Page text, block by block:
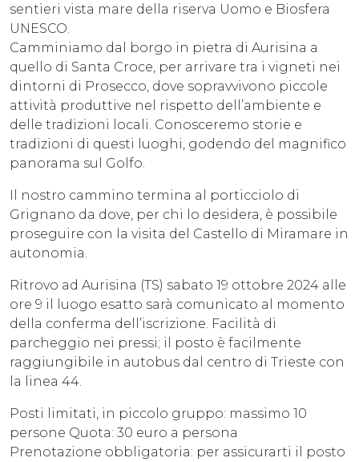
sentieri vista mare della riserva Uomo e Biosfera
UNESCO.
Camminiamo dal borgo in pietra di Aurisina a
quello di Santa Croce, per arrivare tra i vigneti nei
dintorni di Prosecco, dove sopravvivono piccole
attività produttive nel rispetto dell’ambiente e
delle tradizioni locali. Conosceremo storie e
tradizioni di questi luoghi, godendo del magnifico
panorama sul Golfo.
Il nostro cammino termina al porticciolo di
Grignano da dove, per chi lo desidera, è possibile
proseguire con la visita del Castello di Miramare in
autonomia.
Ritrovo ad Aurisina (TS) sabato 19 ottobre 2024 alle
ore 9 il luogo esatto sarà comunicato al momento
della conferma dell’iscrizione. Facilità di
parcheggio nei pressi; il posto è facilmente
raggiungibile in autobus dal centro di Trieste con
la linea 44.
Posti limitati, in piccolo gruppo: massimo 10
persone Quota: 30 euro a persona
Prenotazione obbligatoria: per assicurarti il posto